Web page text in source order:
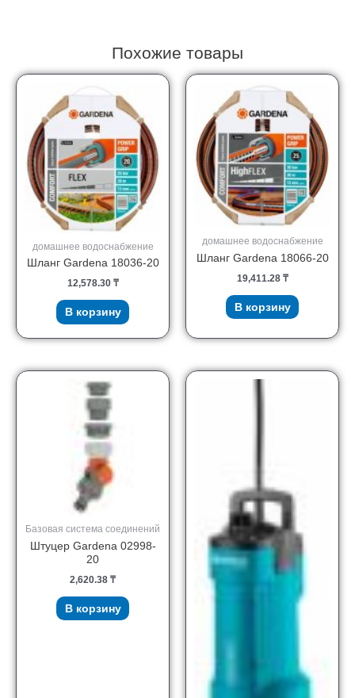
Похожие товары
домашнее водоснабжение
Шланг Gardena 18036-20
12,578.30 ₸
В корзину
домашнее водоснабжение
Шланг Gardena 18066-20
19,411.28 ₸
В корзину
Базовая система соединений
Штуцер Gardena 02998-
20
2,620.38 ₸
В корзину